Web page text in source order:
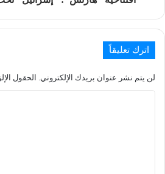
اترك تعليقاً
لن يتم نشر عنوان بريدك الإلكتروني. الحقول